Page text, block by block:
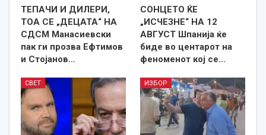
TEПАЧИ И ДИЛЕРИ,
ТОА СЕ „ДЕЦАТА“ НА
СДСМ Манасиевски
пак ги прозва Ефтимов
и Стојанов…
СОНЦЕТО ЌЕ
„ИСЧЕЗНЕ“ НА 12
АВГУСТ Шпанија ќе
биде во центарот на
феноменот кој се…
СВЕТ ИЗБОР